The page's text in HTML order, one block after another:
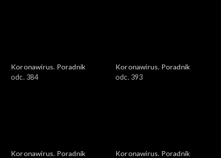
Koronawirus. Poradnik
odc. 384
Koronawirus. Poradnik
odc. 393
Koronawirus. Poradnik
Koronawirus. Poradnik